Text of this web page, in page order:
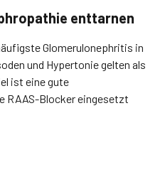
enttarnen
Glomerulonephritis in
und Hypertonie gelten als
ist eine gute
RAAS-Blocker eingesetzt